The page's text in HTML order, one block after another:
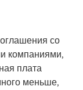
со
компаниями,
плата
меньше,